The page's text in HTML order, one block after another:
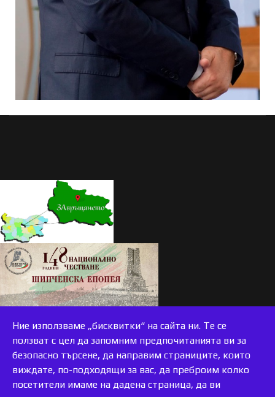
Ние използваме „бисквитки“ на сайта ни. Те се
ползват с цел да запомним предпочитанията ви за
безопасно търсене, да направим страниците, които
виждате, по-подходящи за вас, да преброим колко
посетители имаме на дадена страница, да ви
accessible